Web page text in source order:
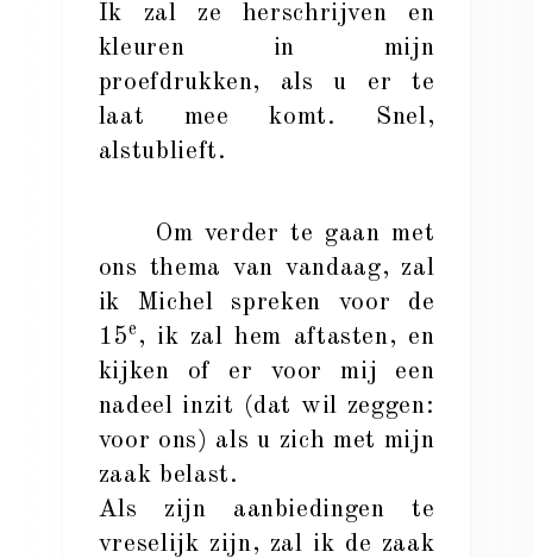
Ik zal ze herschrijven en
kleuren in mijn
proefdrukken, als u er te
laat mee komt. Snel,
alstublieft.
Om verder te gaan met
ons thema van vandaag, zal
ik Michel spreken voor de
15e , ik zal hem aftasten, en
kijken of er voor mij een
nadeel inzit (dat wil zeggen:
voor ons) als u zich met mijn
zaak belast.
Als zijn aanbiedingen te
vreselijk zijn, zal ik de zaak